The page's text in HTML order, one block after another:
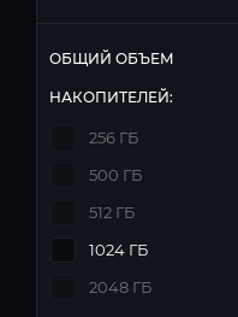
ОБЩИЙ ОБЪЕМ
НАКОПИТЕЛЕЙ:
256 ГБ
500 ГБ
512 ГБ
1024 ГБ
2048 ГБ